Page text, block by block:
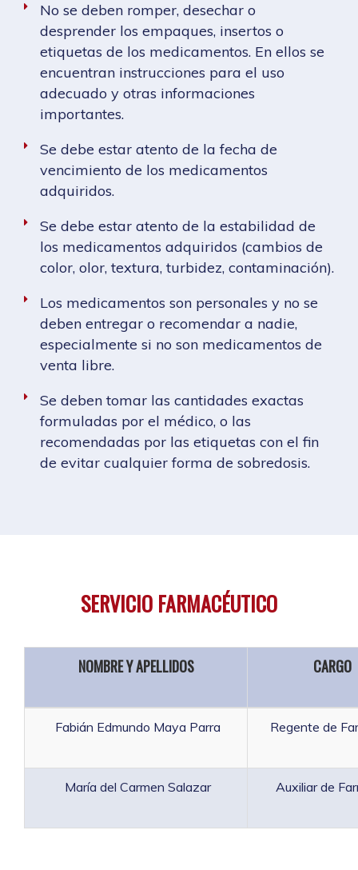
No se deben romper, desechar o
desprender los empaques, insertos o
etiquetas de los medicamentos. En ellos se
encuentran instrucciones para el uso
adecuado y otras informaciones
importantes.
Se debe estar atento de la fecha de
vencimiento de los medicamentos
adquiridos.
Se debe estar atento de la estabilidad de
los medicamentos adquiridos (cambios de
color, olor, textura, turbidez, contaminación).
Los medicamentos son personales y no se
deben entregar o recomendar a nadie,
especialmente si no son medicamentos de
venta libre.
Se deben tomar las cantidades exactas
formuladas por el médico, o las
recomendadas por las etiquetas con el fin
de evitar cualquier forma de sobredosis.
SERVICIO FARMACÉUTICO
NOMBRE Y APELLIDOS CARGO
Fabián Edmundo Maya Parra Regente de
María del Carmen Salazar Auxiliar de